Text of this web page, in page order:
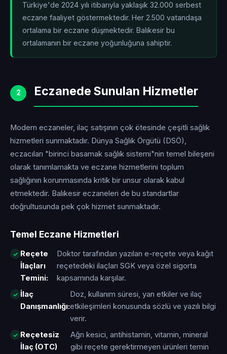
Türkiye'de 2024 yılı itibarıyla yaklaşık 32.000 serbest
eczane faaliyet göstermektedir. Her 2.500 vatandaşa
ortalama bir eczane düşmektedir. Balıkesir bu
ortalamanın bir eczane yoğunluğuna sahiptir.
2 Eczanede Sunulan Hizmetler
Modern eczaneler, ilaç satışının çok ötesinde çeşitli sağlık
hizmetleri sunmaktadır. Dünya Sağlık Örgütü (DSÖ),
eczacıları "birinci basamak sağlık sistemi"nin temel bileşeni
olarak tanımlamakta ve eczane hizmetlerini toplum
sağlığının korunmasında kritik bir unsur olarak kabul
etmektedir. Balıkesir eczaneleri de bu standartlar
doğrultusunda pek çok hizmet sunmaktadır.
Temel Eczane Hizmetleri
Reçete
İlaçları
Temini:
Doktor tarafından yazılan e-reçete veya kağıt
reçetedeki ilaçları SGK veya özel sigorta
kapsamında karşılar.
İlaç
Danışmanlığı:
Doz, kullanım süresi, yan etkiler ve ilaç
etkileşimleri konusunda sözlü ve yazılı bilgi
verir.
Reçetesiz
İlaç (OTC)
Ağrı kesici, antihistamin, vitamin, mineral
gibi reçete gerektirmeyen ürünleri temin